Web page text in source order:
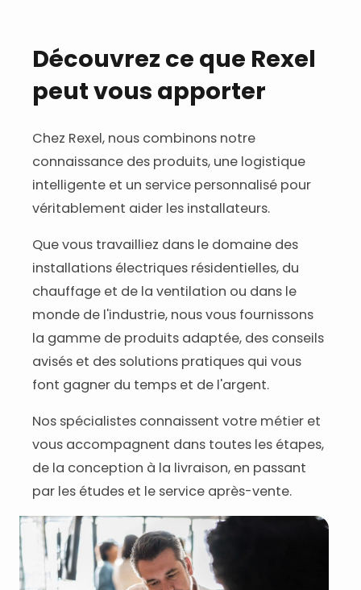
Découvrez ce que Rexel
peut vous apporter
Chez Rexel, nous combinons notre
connaissance des produits, une logistique
intelligente et un service personnalisé pour
véritablement aider les installateurs.
Que vous travailliez dans le domaine des
installations électriques résidentielles, du
chauffage et de la ventilation ou dans le
monde de l'industrie, nous vous fournissons
la gamme de produits adaptée, des conseils
avisés et des solutions pratiques qui vous
font gagner du temps et de l'argent.
Nos spécialistes connaissent votre métier et
vous accompagnent dans toutes les étapes,
de la conception à la livraison, en passant
par les études et le service après-vente.